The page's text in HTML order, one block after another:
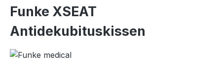
Funke XSEAT
Antidekubituskissen